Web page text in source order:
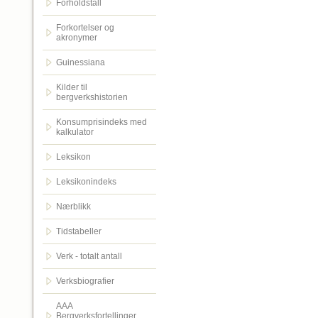
Forholdstall
Forkortelser og
akronymer
Guinessiana
Kilder til
bergverkshistorien
Konsumprisindeks med
kalkulator
Leksikon
Leksikonindeks
Nærblikk
Tidstabeller
Verk - totalt antall
Verksbiografier
AAA
Bergverksfortellinger.